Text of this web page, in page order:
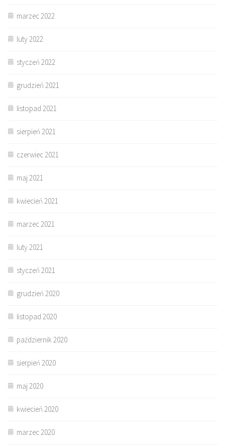
marzec 2022
luty 2022
styczeń 2022
grudzień 2021
listopad 2021
sierpień 2021
czerwiec 2021
maj 2021
kwiecień 2021
marzec 2021
luty 2021
styczeń 2021
grudzień 2020
listopad 2020
październik 2020
sierpień 2020
maj 2020
kwiecień 2020
marzec 2020